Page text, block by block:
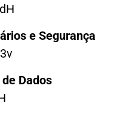
e Segurança
Dados